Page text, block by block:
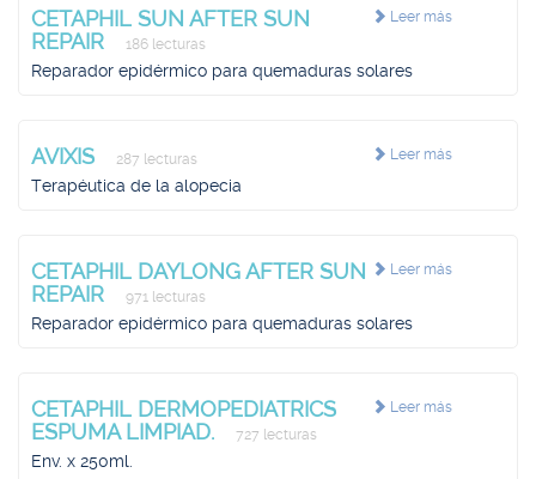
Leer más
CETAPHIL SUN AFTER SUN
REPAIR
186 lecturas
Reparador epidérmico para quemaduras solares
Leer más
AVIXIS 287 lecturas
Terapéutica de la alopecia
Leer más
CETAPHIL DAYLONG AFTER SUN
REPAIR
971 lecturas
Reparador epidérmico para quemaduras solares
Leer más
CETAPHIL DERMOPEDIATRICS
ESPUMA LIMPIAD.
727 lecturas
Env. x 250ml.